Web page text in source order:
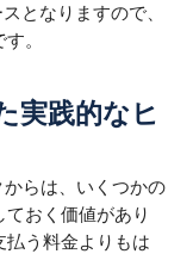
となりますので、
。
実践的なヒ
らは、いくつかの
おく価値があり
払う料金よりもは